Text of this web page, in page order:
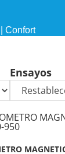
Confort
Ensayos